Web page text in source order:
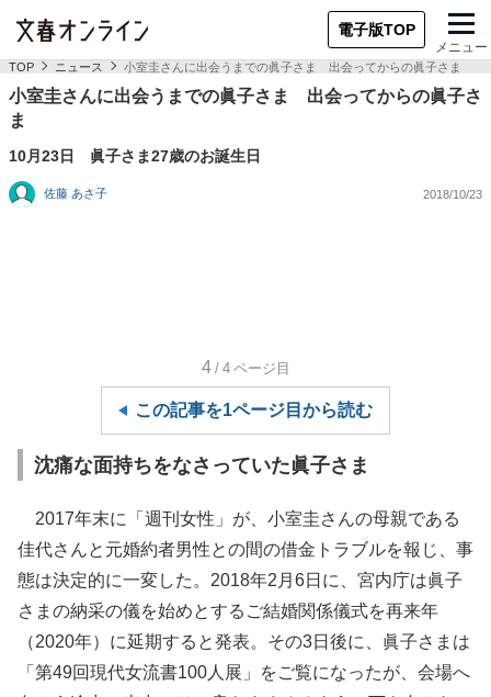
電子版TOP
メニュー
TOP ニュース 小室圭さんに出会うまでの眞子さま 出会ってからの眞子さま
小室圭さんに出会うまでの眞子さま 出会ってからの眞子さ
ま
10月23日 眞子さま27歳のお誕生日
佐藤 あさ子 2018/10/23
4 /4 ページ目
この記事を1ページ目から読む
沈痛な面持ちをなさっていた眞子さま
2017年末に「週刊女性」が、小室圭さんの母親である
佳代さんと元婚約者男性との間の借金トラブルを報じ、事
態は決定的に一変した。2018年2月6日に、宮内庁は眞子
さまの納采の儀を始めとするご結婚関係儀式を再来年
（2020年）に延期すると発表。その3日後に、眞子さまは
「第49回現代女流書100人展」をご覧になったが、会場へ